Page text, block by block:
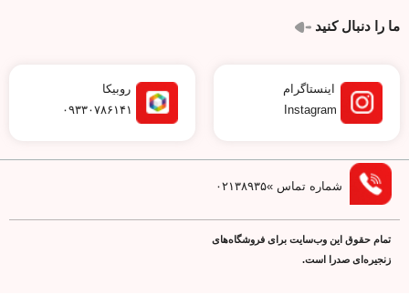
ما را دنبال کنید
اینستاگرام
Instagram
روبیکا
۰۹۳۳۰۷۸۶۱۴۱
شماره تماس »۰۲۱۳۸۹۳۵
تمام حقوق اين وب‌سايت برای فروشگاه‌های
زنجیره‌ای صدرا است.